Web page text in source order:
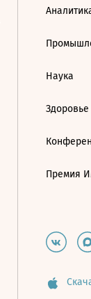
Наука
Здоровье
Премия